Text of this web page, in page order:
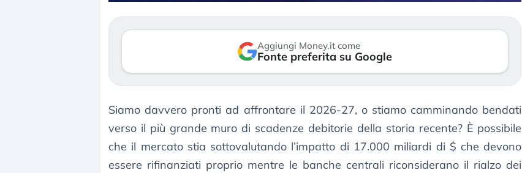
Aggiungi Money.it come
Fonte preferita su Google
Siamo davvero pronti ad affrontare il 2026-27, o stiamo camminando bendati
verso il più grande muro di scadenze debitorie della storia recente? È possibile
che il mercato stia sottovalutando l’impatto di 17.000 miliardi di $ che devono
essere rifinanziati proprio mentre le banche centrali riconsiderano il rialzo dei
mostrando segni di stanchezza
verso le (…)
Kospi, mentre gli investitori retail (…)
30 luglio 2026